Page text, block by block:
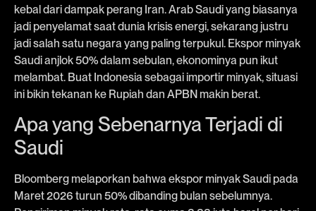
kebal dari dampak perang Iran. Arab Saudi yang biasanya
jadi penyelamat saat dunia krisis energi, sekarang justru
jadi salah satu negara yang paling terpukul. Ekspor minyak
Saudi anjlok 50% dalam sebulan, ekonominya pun ikut
melambat. Buat Indonesia sebagai importir minyak, situasi
ini bikin tekanan ke Rupiah dan APBN makin berat.
Apa yang Sebenarnya Terjadi di
Saudi
Bloomberg melaporkan bahwa ekspor minyak Saudi pada
Maret 2026 turun 50% dibanding bulan sebelumnya.